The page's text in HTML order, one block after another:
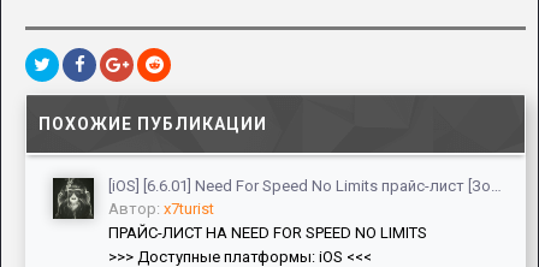
ПОХОЖИЕ ПУБЛИКАЦИИ
[iOS] [6.6.01] Need For Speed No Limits прайс-лист [Золото, Баксы, Лом]
Автор: x7turist
ПРАЙС-ЛИСТ НА NEED FOR SPEED NO LIMITS
>>> Доступные платформы: iOS <<<